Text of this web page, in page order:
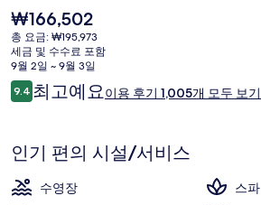
현
재
가
격
은
₩166,502
₩166,502
총 요금: ₩195,973
세금 및 수수료 포함
9월 2일 ~ 9월 3일
이
용
기
9.410점 만점 중 9.4점.
최고예요이용 후기 1,005개 모두 보기
인기 편의 시설/서비스
수영장
스파